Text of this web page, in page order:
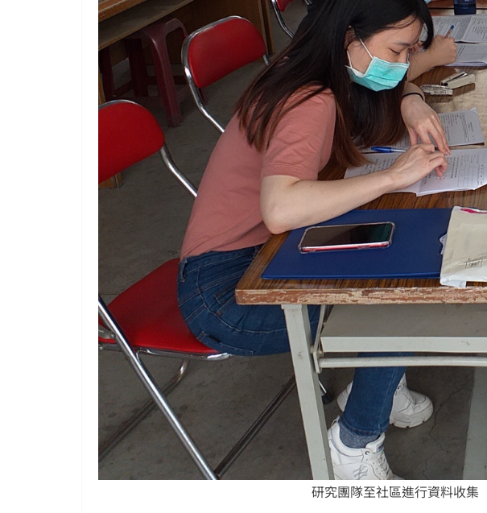
研究團隊至社區進行資料收集